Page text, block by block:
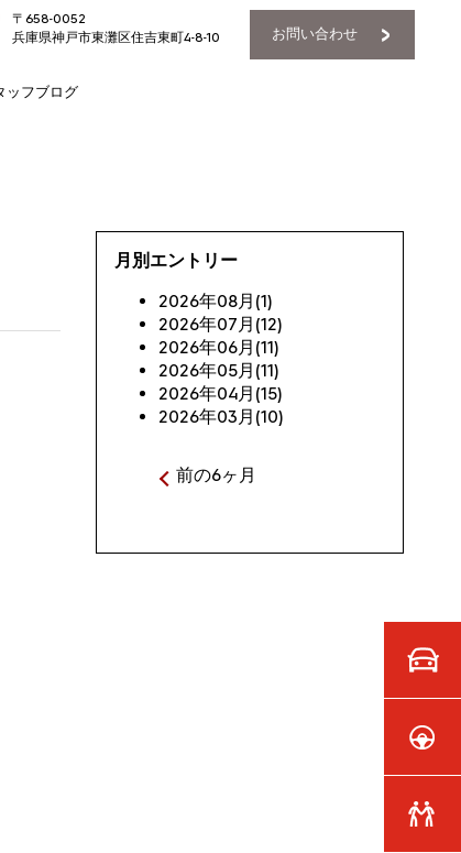
〒658-0052
兵庫県神戸市東灘区住吉東町4-8-10
お問い合わせ
ッフブログ
月別エントリー
2026年08月(1)
2026年07月(12)
2026年06月(11)
2026年05月(11)
2026年04月(15)
2026年03月(10)
前の6ヶ月